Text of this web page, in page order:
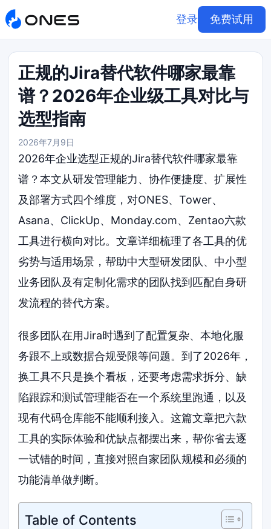
登录 免费试用
正规的Jira替代软件哪家最靠
谱？2026年企业级工具对比与
选型指南
2026年7月9日
2026年企业选型正规的Jira替代软件哪家最靠
谱？本文从研发管理能力、协作便捷度、扩展性
及部署方式四个维度，对ONES、Tower、
Asana、ClickUp、Monday.com、Zentao六款
工具进行横向对比。文章详细梳理了各工具的优
劣势与适用场景，帮助中大型研发团队、中小型
业务团队及有定制化需求的团队找到匹配自身研
发流程的替代方案。
很多团队在用Jira时遇到了配置复杂、本地化服
务跟不上或数据合规受限等问题。到了2026年，
换工具不只是换个看板，还要考虑需求拆分、缺
陷跟踪和测试管理能否在一个系统里跑通，以及
现有代码仓库能不能顺利接入。这篇文章把六款
工具的实际体验和优缺点都摆出来，帮你省去逐
一试错的时间，直接对照自家团队规模和必须的
功能清单做判断。
Table of Contents